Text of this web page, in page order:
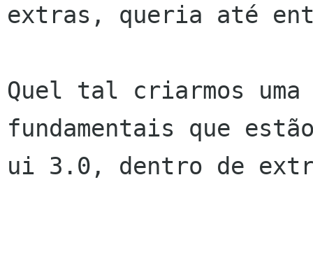
extras, queria até
Quel tal criarmos
fundamentais que
ui 3.0, dentro de